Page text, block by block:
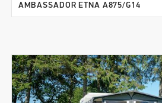
AMBASSADOR ETNA A875/G14